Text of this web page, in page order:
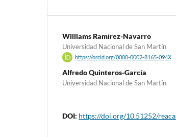
Williams Ramírez-Navarro
Universidad Nacional de San Martín
https://orcid.org/0000-0002-8165-094X
Alfredo Quinteros-García
Universidad Nacional de San Martín
DOI: https://doi.org/10.51252/